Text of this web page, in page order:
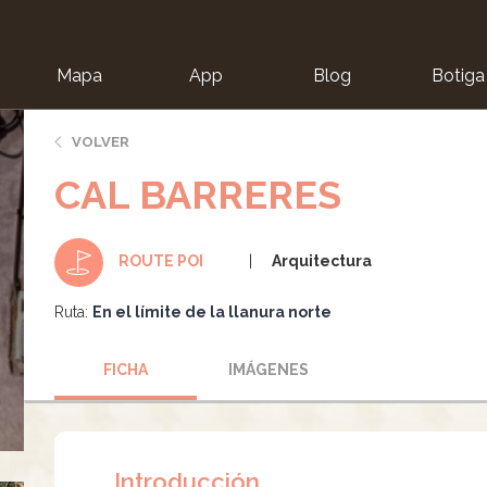
Mapa App Blog Botiga
VOLVER
CAL BARRERES
ROUTE POI Arquitectura
Ruta: En el límite de la llanura norte
FICHA IMÁGENES